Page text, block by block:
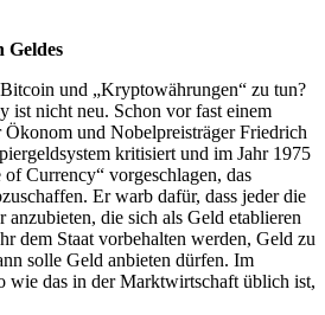
Geldes
und „Kryptowährungen“ zu tun?
nicht neu. Schon vor fast einem
Ökonom und Nobelpreisträger Friedrich
kritisiert und im Jahr 1975
Currency“ vorgeschlagen, das
Er warb dafür, dass jeder die
anzubieten, die sich als Geld etablieren
dem Staat vorbehalten werden, Geld zu
solle Geld anbieten dürfen. Im
wie das in der Marktwirtschaft üblich ist,